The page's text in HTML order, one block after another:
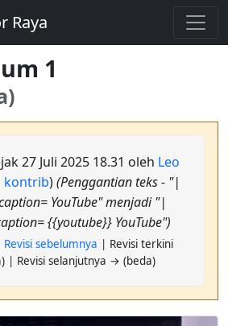
Raya
1
27 Juli 2025 18.31 oleh Leo
kontrib)(Penggantian teks - "|
YouTube" menjadi "|
{{youtube}} YouTube")
sebelumnya | Revisi terkini
| Revisi selanjutnya → (beda)